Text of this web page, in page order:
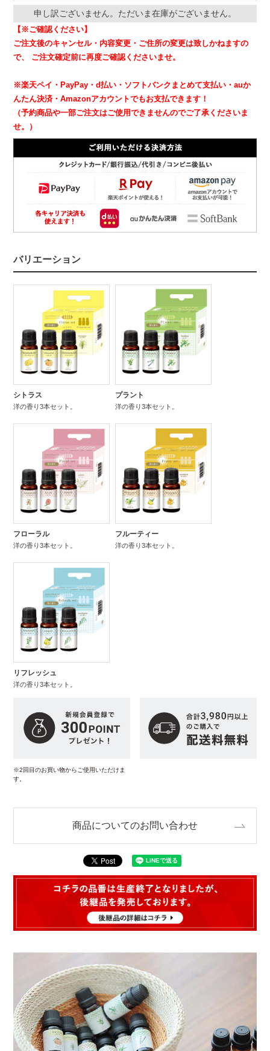
申し訳ございません。ただいま在庫がございません。
【※ご確認ください】
ご注文後のキャンセル・内容変更・ご住所の変更は致しかねますの
で、
ご注文確定前に再度ご確認くださいませ。
※楽天ペイ・PayPay・d払い・ソフトバンクまとめて支払い・auか
んたん決済・Amazonアカウントでもお支払できます！
（予約商品や一部ご注文はご使用できませんのでご了承くださいま
せ。）
バリエーション
シトラス
洋の香り3本セット。
プラント
洋の香り3本セット。
フローラル
洋の香り3本セット。
フルーティー
洋の香り3本セット。
リフレッシュ
洋の香り3本セット。
※2回目のお買い物からご使用いただけま
す。
商品についてのお問い合わせ